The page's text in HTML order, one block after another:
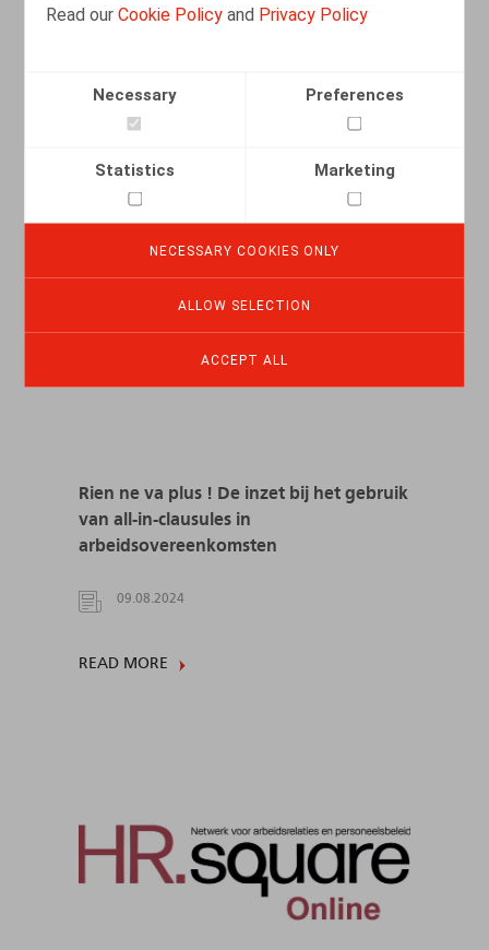
Read ourCookie Policy and Privacy Policy
Necessary Preferences
Statistics Marketing
NECESSARY COOKIES ONLY
ALLOW SELECTION
ACCEPT ALL
READ MORE
Rien ne va plus ! De inzet bij het gebruik
van all-in-clausules in
arbeidsovereenkomsten
09.08.2024
READ MORE